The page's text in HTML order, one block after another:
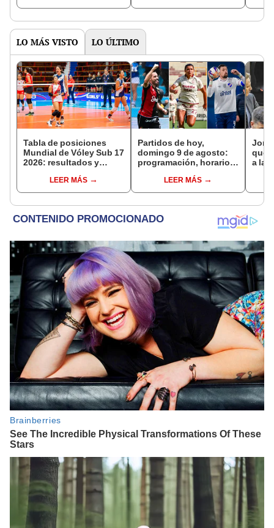
LO MÁS VISTO LO ÚLTIMO
Tabla de posiciones
Mundial de Vóley Sub 17
2026: resultados y
de gruposLEER MÁS
Partidos de hoy,
domingo 9 de agosto:
programación, horarios
EN VIVOLEER MÁS
que
a la